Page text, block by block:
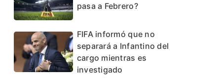
pasa a Febrero?
FIFA informó que no
separará a Infantino del
cargo mientras es
investigado